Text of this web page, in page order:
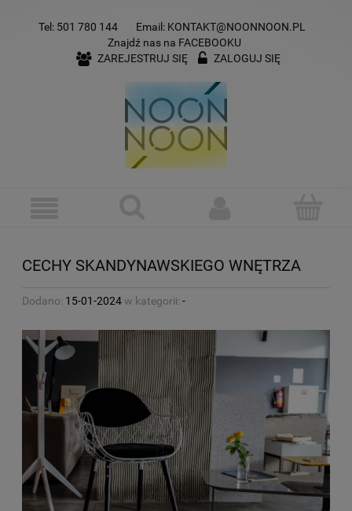
Tel: 501 780 144 Email: KONTAKT@NOONNOON.PL
Znajdź nas na FACEBOOKU
ZAREJESTRUJ SIĘ
ZALOGUJ SIĘ
CECHY SKANDYNAWSKIEGO WNĘTRZA
Dodano: 15-01-2024w kategorii: -